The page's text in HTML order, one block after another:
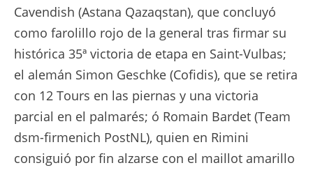
Cavendish (Astana Qazaqstan), que concluyó
como farolillo rojo de la general tras firmar su
histórica 35ª victoria de etapa en Saint-Vulbas;
el alemán Simon Geschke (Cofidis), que se retira
con 12 Tours en las piernas y una victoria
parcial en el palmarés; ó Romain Bardet (Team
dsm-firmenich PostNL), quien en Rimini
consiguió por fin alzarse con el maillot amarillo